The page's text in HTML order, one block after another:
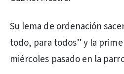
Su lema de ordenación
todo, para todos” y la
miércoles pasado en la